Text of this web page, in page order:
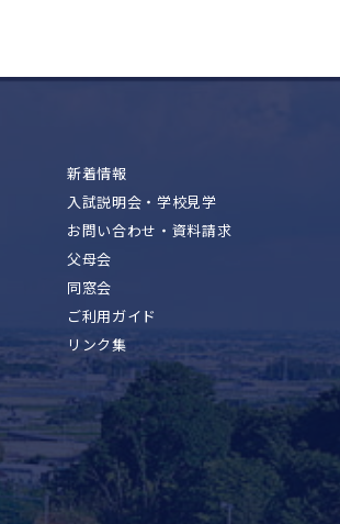
新着情報
入試説明会・学校見学
お問い合わせ・資料請求
父母会
同窓会
ご利用ガイド
リンク集